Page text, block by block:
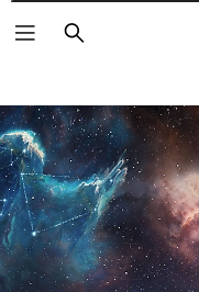
Pesquisar